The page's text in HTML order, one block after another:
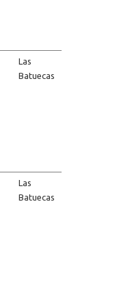
Las
Batuecas
Las
Batuecas